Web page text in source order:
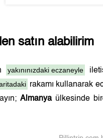
satın alabilirim
yakınınızdaki eczaneyle
rakamı kullanarak
Almanyaülkesinde